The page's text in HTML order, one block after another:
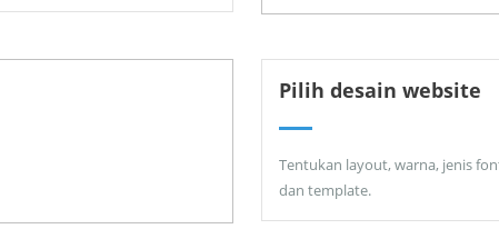
Pilih desain website
Tentukan layout, warna, jenis
dan template.